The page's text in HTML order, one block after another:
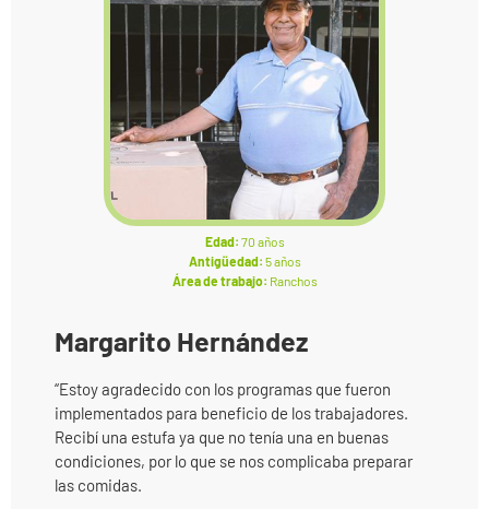
Edad: 70 años
Antigüedad: 5 años
Área de trabajo: Ranchos
Margarito Hernández
“Estoy agradecido con los programas que fueron
implementados para beneficio de los trabajadores.
Recibí una estufa ya que no tenía una en buenas
condiciones, por lo que se nos complicaba preparar
las comidas.